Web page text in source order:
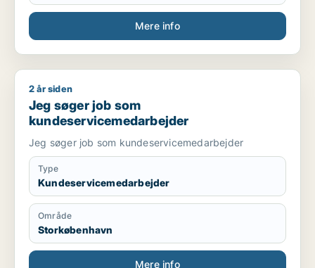
Mere info
Jeg søger job som kundeservicemedarbejder
2 år siden
Jeg søger job som
kundeservicemedarbejder
Jeg søger job som kundeservicemedarbejder
Type
Kundeservicemedarbejder
Område
Storkøbenhavn
Mere info